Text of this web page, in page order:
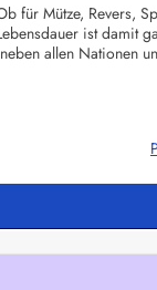
für Mütze,
ist damit
allen Nationen
gerne ein